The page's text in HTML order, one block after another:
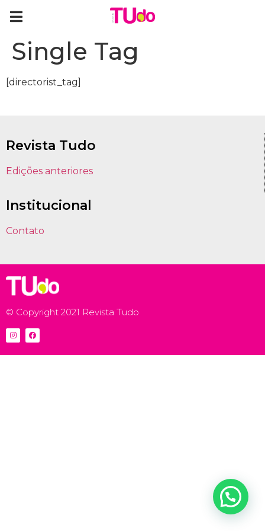
Single Tag
[directorist_tag]
Revista Tudo
Edições anteriores
Institucional
Contato
© Copyright 2021 Revista Tudo